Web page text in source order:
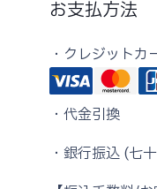
お支払方法
・クレジット
・代金引換
・銀行振込 (七